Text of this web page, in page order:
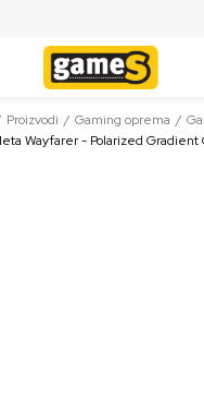
Proizvodi Gaming oprema
Wayfarer - Polarized